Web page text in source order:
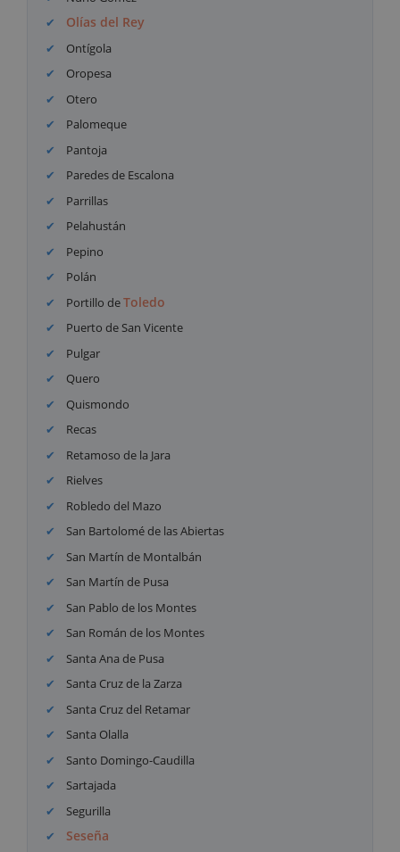
Olías del Rey
Ontígola
Oropesa
Otero
Palomeque
Pantoja
Paredes de Escalona
Parrillas
Pelahustán
Pepino
Polán
Portillo deToledo
Puerto de San Vicente
Pulgar
Quero
Quismondo
Recas
Retamoso de la Jara
Rielves
Robledo del Mazo
San Bartolomé de las Abiertas
San Martín de Montalbán
San Martín de Pusa
San Pablo de los Montes
San Román de los Montes
Santa Ana de Pusa
Santa Cruz de la Zarza
Santa Cruz del Retamar
Santa Olalla
Santo Domingo-Caudilla
Sartajada
Segurilla
Seseña